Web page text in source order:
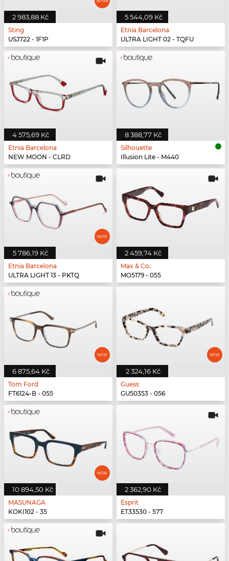
2 983,88 Kč
Sting
USJ722 - 1F1P
5 544,09 Kč
Etnia Barcelona
ULTRA LIGHT 02 - TQFU
4 575,69 Kč
Etnia Barcelona
NEW MOON - CLRD
8 388,77 Kč
Silhouette
Illusion Lite - M440
5 786,19 Kč
Etnia Barcelona
ULTRA LIGHT 13 - PKTQ
2 459,74 Kč
Max & Co.
MO5179 - 055
6 875,64 Kč
Tom Ford
FT6124-B - 055
2 324,16 Kč
Guess
GU50353 - 056
10 894,50 Kč
MASUNAGA
KOKI102 - 35
2 362,90 Kč
Esprit
ET33530 - 577